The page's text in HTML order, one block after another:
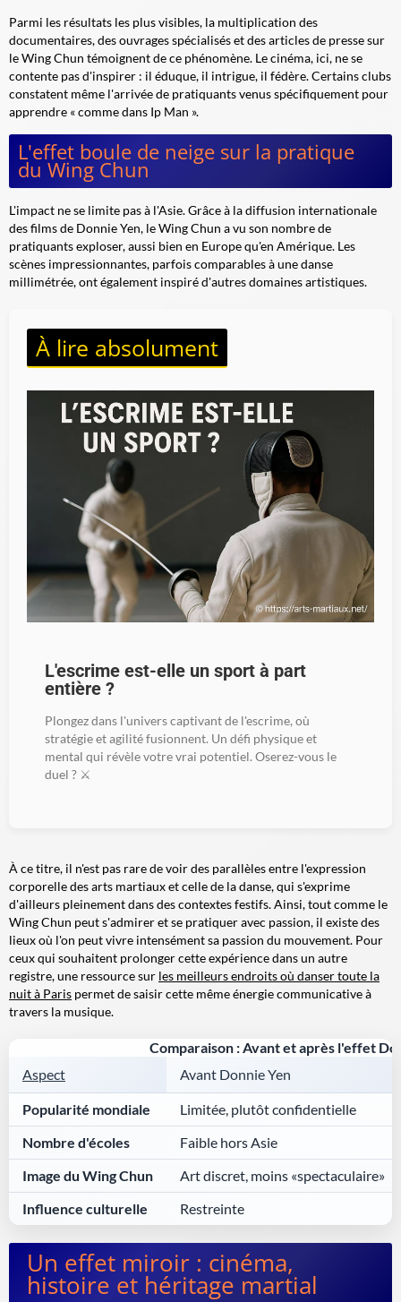
Parmi les résultats les plus visibles, la multiplication des
documentaires, des ouvrages spécialisés et des articles de presse sur
le Wing Chun témoignent de ce phénomène. Le cinéma, ici, ne se
contente pas d'inspirer : il éduque, il intrigue, il fédère. Certains clubs
constatent même l'arrivée de pratiquants venus spécifiquement pour
apprendre « comme dans Ip Man ».
L'effet boule de neige sur la pratique
du Wing Chun
L'impact ne se limite pas à l'Asie. Grâce à la diffusion internationale
des films de Donnie Yen, le Wing Chun a vu son nombre de
pratiquants exploser, aussi bien en Europe qu'en Amérique. Les
scènes impressionnantes, parfois comparables à unedanse
millimétrée, ont également inspiré d'autres domaines artistiques.
À lire absolument
L'escrime est-elle un sport à part
entière ?
Plongez dans l'univers captivant de l'escrime, où
stratégie et agilité fusionnent. Un défi physique et
mental qui révèle votre vrai potentiel. Oserez-vous le
duel ? ⚔️
À ce titre, il n'est pas rare de voir des parallèles entre l'expression
corporelle des arts martiaux et celle de la danse, qui s'exprime
d'ailleurs pleinement dans des contextes festifs. Ainsi, tout comme le
Wing Chun peut s'admirer et se pratiquer avec passion, il existe des
lieux où l'on peut vivre intensément sa passion du mouvement. Pour
ceux qui souhaitent prolonger cette expérience dans un autre
registre, une ressource sur les meilleurs endroits où danser toute la
nuit à Paris permet de saisir cette même énergie communicative à
travers la musique.
Comparaison : Avant et après l'effet
Aspect
Avant Donnie Yen
Popularité mondiale
Limitée, plutôt confidentielle
Nombre d'écoles
Faible hors Asie
Image du Wing Chun
Art discret, moins «spectaculaire»
Influence culturelle
Restreinte
Un effet miroir : cinéma,
histoire et héritage martial